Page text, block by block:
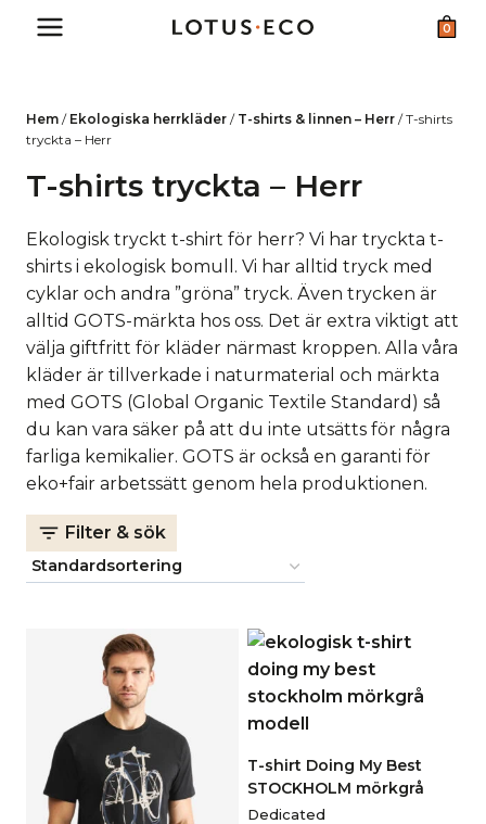
0
Hem / Ekologiska herrkläder / T-shirts & linnen – Herr /T-shirts
tryckta – Herr
T-shirts tryckta – Herr
Ekologisk tryckt t-shirt för herr? Vi har tryckta t-
shirts i ekologisk bomull. Vi har alltid tryck med
cyklar och andra ”gröna” tryck. Även trycken är
alltid GOTS-märkta hos oss. Det är extra viktigt att
välja giftfritt för kläder närmast kroppen. Alla våra
kläder är tillverkade i naturmaterial och märkta
med GOTS (Global Organic Textile Standard) så
du kan vara säker på att du inte utsätts för några
farliga kemikalier. GOTS är också en garanti för
eko+fair arbetssätt genom hela produktionen.
Filter & sök
T-shirt Doing My Best
STOCKHOLM mörkgrå
Dedicated